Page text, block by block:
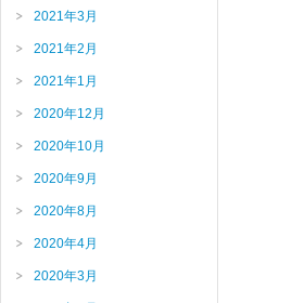
2021年3月
2021年2月
2021年1月
2020年12月
2020年10月
2020年9月
2020年8月
2020年4月
2020年3月